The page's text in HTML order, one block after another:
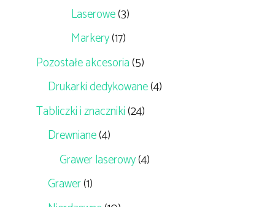
Laserowe(3)
Markery(17)
Pozostałe akcesoria(5)
Drukarki dedykowane(4)
Tabliczki i znaczniki(24)
Drewniane(4)
Grawer laserowy(4)
Grawer(1)